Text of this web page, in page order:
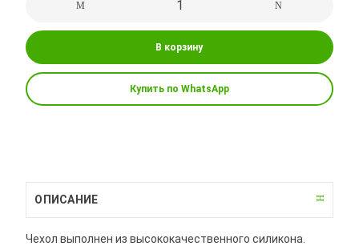
В корзину
Купить по WhatsApp
ОПИСАНИЕ
Чехол выполнен из высококачественного силикона.